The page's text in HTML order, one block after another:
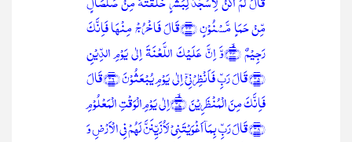
مِّنۡ حَمَاٍ مَّسۡنُوۡنٍ ﴿۳۳﴾قَالَ فَاخۡرُجۡ مِنۡہَا فَاِنَّکَ
رَجِیۡمٌ ﴿ۙ۳۴﴾وَّ اِنَّ عَلَیۡکَ اللَّعۡنَۃَ اِلٰی یَوۡمِ الدِّیۡنِ
﴿۳۵﴾قَالَ رَبِّ فَاَنۡظِرۡنِیۡۤ اِلٰی یَوۡمِ یُبۡعَثُوۡنَ ﴿۳۶﴾قَالَ
فَاِنَّکَ مِنَ الۡمُنۡظَرِیۡنَ ﴿ۙ۳۷﴾اِلٰی یَوۡمِ الۡوَقۡتِ الۡمَعۡلُوۡمِ
﴿۳۸﴾قَالَ رَبِّ بِمَاۤ اَغۡوَیۡتَنِیۡ لَاُزَیِّنَنَّ لَہُمۡ فِی الۡاَرۡضِ وَ